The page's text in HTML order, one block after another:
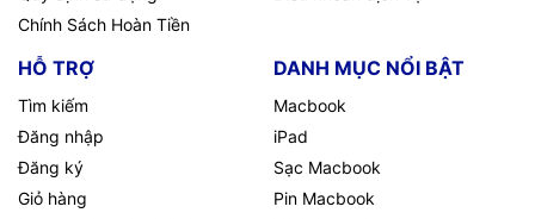
Chính Sách Hoàn Tiền
HỖ TRỢ
Tìm kiếm
Đăng nhập
Đăng ký
Giỏ hàng
DANH MỤC NỔI BẬT
Macbook
iPad
Sạc Macbook
Pin Macbook